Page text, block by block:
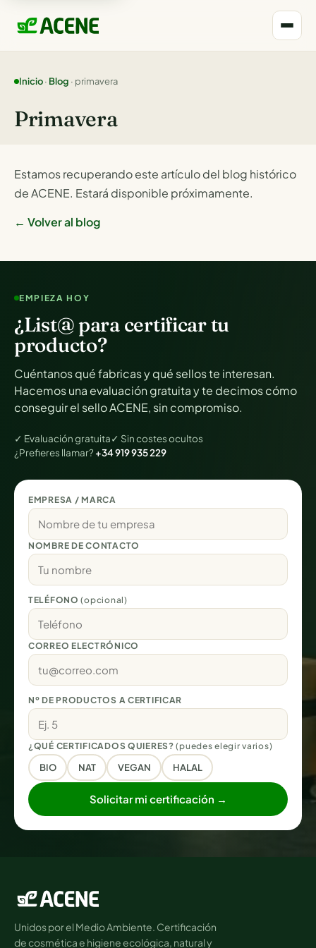
Inicio· Blog · primavera
Primavera
Estamos recuperando este artículo del blog histórico
de ACENE. Estará disponible próximamente.
← Volver al blog
EMPIEZA HOY
¿List@ para certificar tu
producto?
Cuéntanos qué fabricas y qué sellos te interesan.
Hacemos una evaluación gratuita y te decimos cómo
conseguir el sello ACENE, sin compromiso.
✓ Evaluación gratuita✓ Sin costes ocultos
¿Prefieres llamar? +34 919 935 229
EMPRESA / MARCA
NOMBRE DE CONTACTO
TELÉFONO(opcional)
CORREO ELECTRÓNICO
Nº DE PRODUCTOS A CERTIFICAR
¿QUÉ CERTIFICADOS QUIERES?(puedes elegir varios)
BIO NAT VEGAN HALAL
Solicitar mi certificación →
Unidos por el Medio Ambiente. Certificación
de cosmética e higiene ecológica, natural y